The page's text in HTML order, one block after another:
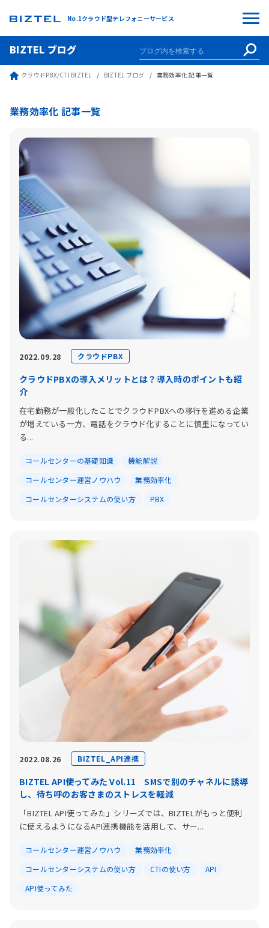
No.1クラウド型テレフォニーサービス
BIZTEL ブログ
クラウドPBX/CTI BIZTEL BIZTEL ブログ 業務効率化 記事一覧
業務効率化 記事一覧
2022.09.28 クラウドPBX
クラウドPBXの導入メリットとは？導入時のポイントも紹
介
在宅勤務が一般化したことでクラウドPBXへの移行を進める企業
が増えている一方、電話をクラウド化することに慎重になってい
る...
コールセンターの基礎知識
機能解説
コールセンター運営ノウハウ
業務効率化
コールセンターシステムの使い方
PBX
2022.08.26 BIZTEL_API連携
BIZTEL API使ってみた Vol.11 SMSで別のチャネルに誘導
し、待ち呼のお客さまのストレスを軽減
「BIZTEL API使ってみた」シリーズでは、BIZTELがもっと便利
に使えるようになるAPI連携機能を活用して、サー...
コールセンター運営ノウハウ
業務効率化
コールセンターシステムの使い方
CTIの使い方
API
API使ってみた